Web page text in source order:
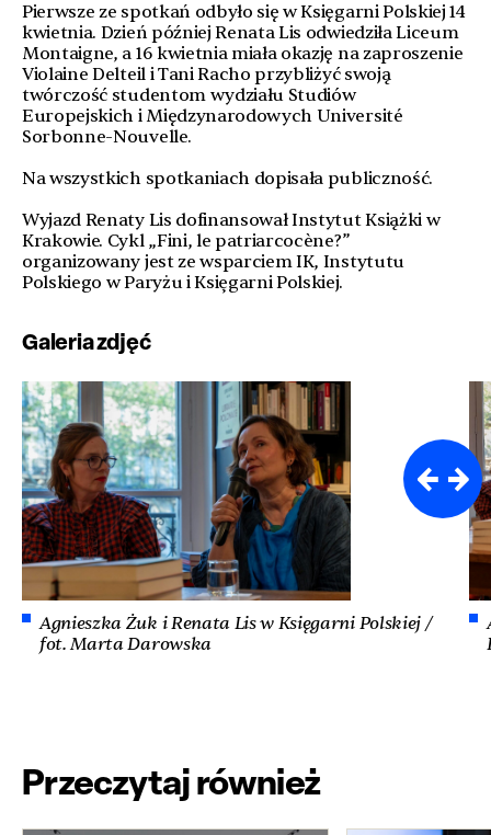
Pierwsze ze spotkań odbyło się w Księgarni Polskiej 14
kwietnia. Dzień później Renata Lis odwiedziła Liceum
Montaigne, a 16 kwietnia miała okazję na zaproszenie
Violaine Delteil i Tani Racho przybliżyć swoją
twórczość studentom wydziału Studiów
Europejskich i Międzynarodowych Université
Sorbonne-Nouvelle.
Na wszystkich spotkaniach dopisała publiczność.
Wyjazd Renaty Lis dofinansował Instytut Książki w
Krakowie. Cykl „Fini, le patriarcocène?”
organizowany jest ze wsparciem IK, Instytutu
Polskiego w Paryżu i Ksiȩgarni Polskiej.
Galeria zdjęć
Agnieszka Żuk i Renata Lis w Księgarni Polskiej /
fot. Marta Darowska
Przeczytaj również